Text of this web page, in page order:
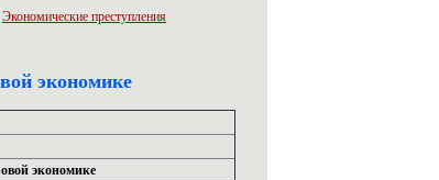
Экономические преступления
экономике
экономике